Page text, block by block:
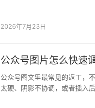
2026年7月23日
公众号图片怎么快速
公众号图文里最常见的返工，
太硬、阴影不协调，或者插入